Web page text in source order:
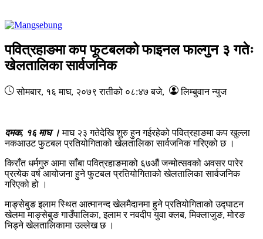
पवित्रहाङमा कप फूटबलको फाइनल फाल्गुन ३ गतेः
खेलतालिका सार्वजनिक
सोमबार, १६ माघ, २०७९रातीको ०८:४७ बजे, लिम्बुवान न्युज
दमक, १६ माघ । माघ २३ गतेदेखि शुरु हुन गईरहेको पवित्रहाङमा कप खुल्ला
नकआउट फुटबल प्रतियोगिताको खेलतालिका सार्वजनिक गरिएको छ ।
किराँत धर्मगुरु आमा साँबा पवित्रहाङमाको ६७औं जन्मोत्सवको अवसर पारेर
प्रत्येक वर्ष आयोजना हुने फुटबल प्रतियोगिताको खेलतालिका सार्वजनिक
गरिएको हो ।
माङ्सेबुङ इलाम स्थित आत्मानन्द खेलमैदानमा हुने प्रतियोगिताको उद्घाटन
खेलमा माङ्सेबुङ गाउँपालिका, इलाम र नवदीप युवा क्लब, मिक्लाजुङ, मोरङ
भिड्ने खेलतालिकामा उल्लेख छ ।